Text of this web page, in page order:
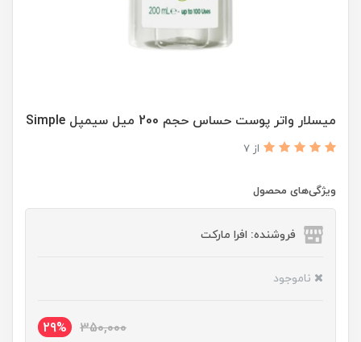
میسلار واتر پوست حساس حجم 200 میل سیمپل Simple
از 7
ویژگی‌های محصول
فروشنده: افرا مارکت
ناموجود
350,000
29%